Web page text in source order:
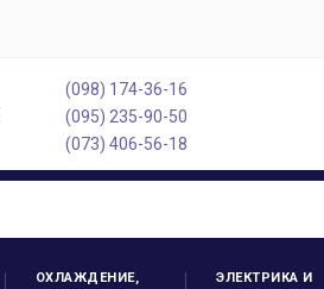
(098) 174-36-16
(095) 235-90-50
(073) 406-56-18
ОХЛАЖДЕНИЕ,
ЭЛЕКТРИКА И